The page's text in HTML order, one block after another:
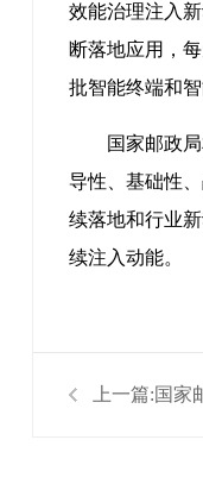
效能治理注入
断落地应用，
批智能终端和
国家邮政
导性、基础性
续落地和行业
续注入动能。
上一篇:国家